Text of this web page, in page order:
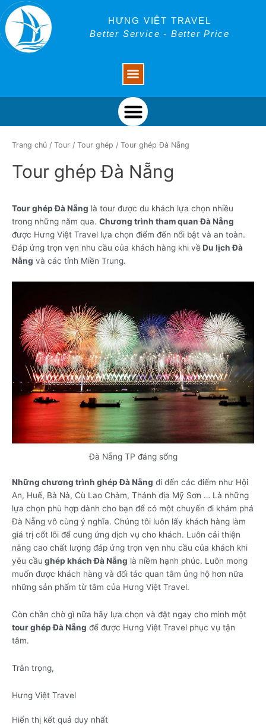
Skip
to
content
HƯNG VIỆT TRAVEL
Better Service - Better Price
Menu
Trang chủ / Tour / Tour ghép / Tour ghép Đà Nẵng
Tour ghép Đà Nẵng
Tour ghép Đà Nẵng là tour được du khách lựa chọn nhiều
trong những năm qua. Chương trình tham quan Đà Nẵng
được Hưng Việt Travel lựa chọn điểm đến nổi bật và an toàn.
Đáp ứng trọn vẹn nhu cầu của khách hàng khi vềDu lịch Đà
Nẵng và các tỉnh Miền Trung.
Đà Nẵng TP đáng sống
Những chương trình ghép Đà Nẵng đi đến các điểm như Hội
An, Huế, Bà Nà, Cù Lao Chàm, Thánh địa Mỹ Sơn … Là những
lựa chọn phù hợp dành cho bạn để có một chuyến đi khám phá
Đà Nẵng vô cùng ý nghĩa. Chúng tôi luôn lấy khách hàng làm
giá trị cốt lõi để cung ứng dịch vụ cho khách. Luôn cải thiện
nâng cao chất lượng đáp ứng trọn vẹn nhu cầu của khách khi
yêu cầu ghép khách Đà Nẵng là niềm hạnh phúc. Luôn mong
muốn được khách hàng và đối tác quan tâm ủng hộ hơn nữa
những sản phẩm từ tâm của Hưng Việt Travel.
Còn chần chờ gì nữa hãy lựa chọn và đặt ngay cho mình một
tour ghép Đà Nẵng để được Hưng Việt Travel phục vụ tận
tâm.
Trân trọng,
Hưng Việt Travel
Hiển thị kết quả duy nhất